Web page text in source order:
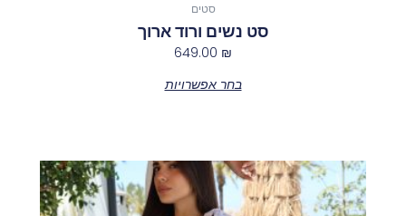
סטים
סט נשים ורוד ארוך
649.00 ₪
בחר אפשרויות
למוצר
זה